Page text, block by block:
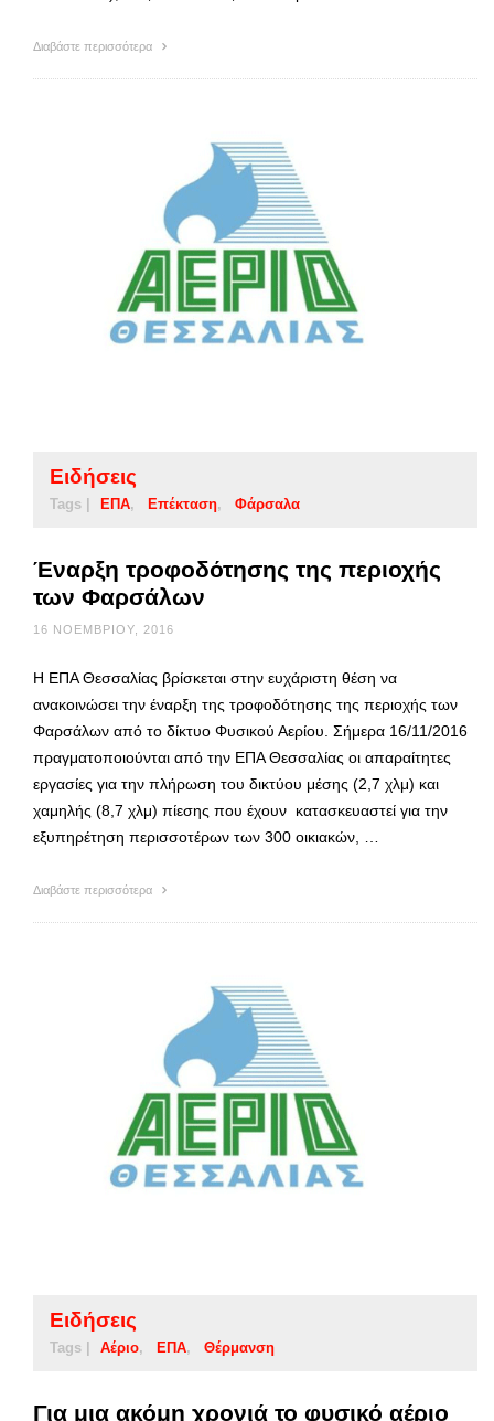
Διαβάστε περισσότερα
Ειδήσεις
Tags | ΕΠΑ Επέκταση Φάρσαλα
Έναρξη τροφοδότησης της περιοχής
των Φαρσάλων
16 ΝΟΕΜΒΡΊΟΥ, 2016
H ΕΠΑ Θεσσαλίας βρίσκεται στην ευχάριστη θέση να
ανακοινώσει την έναρξη της τροφοδότησης της περιοχής των
Φαρσάλων από το δίκτυο Φυσικού Αερίου. Σήμερα 16/11/2016
πραγματοποιούνται από την ΕΠΑ Θεσσαλίας οι απαραίτητες
εργασίες για την πλήρωση του δικτύου μέσης (2,7 χλμ) και
χαμηλής (8,7 χλμ) πίεσης που έχουν κατασκευαστεί για την
εξυπηρέτηση περισσοτέρων των 300 οικιακών, …
Διαβάστε περισσότερα
Ειδήσεις
Tags | Αέριο ΕΠΑ Θέρμανση
Για μια ακόμη χρονιά το φυσικό αέριο